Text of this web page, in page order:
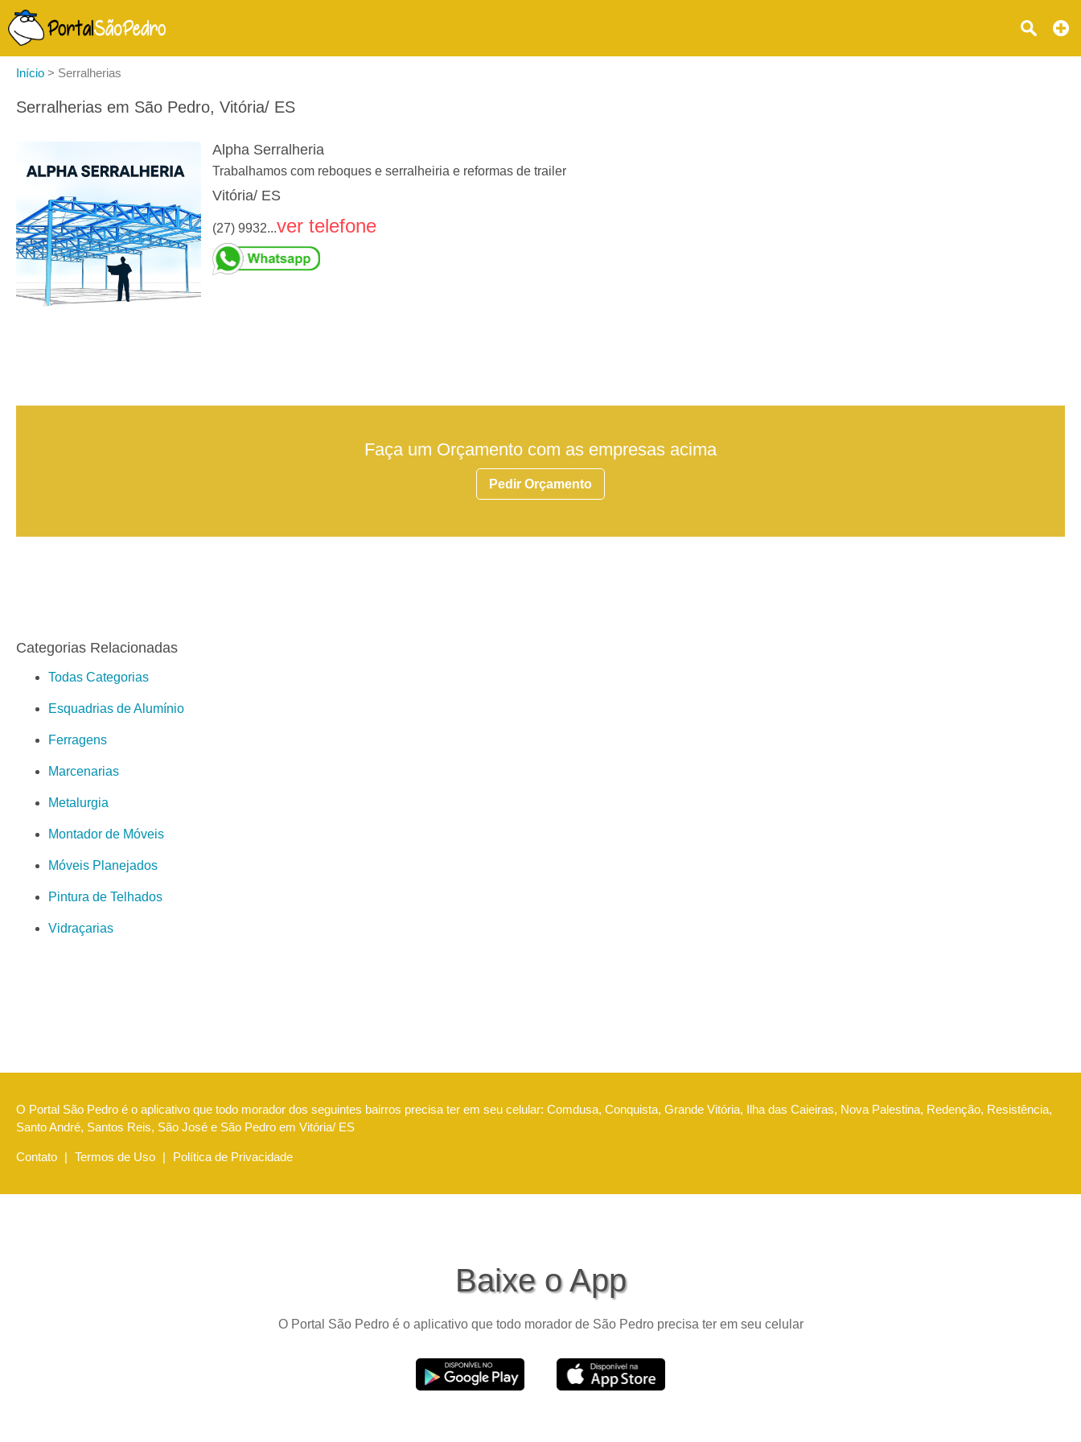
Início > Serralherias
Serralherias em São Pedro, Vitória/ ES
Alpha Serralheria
Trabalhamos com reboques e serralheiria e reformas de trailer
Vitória/ ES
(27) 9932...ver telefone
Faça um Orçamento com as empresas acima
Pedir Orçamento
Categorias Relacionadas
Todas Categorias
Esquadrias de Alumínio
Ferragens
Marcenarias
Metalurgia
Montador de Móveis
Móveis Planejados
Pintura de Telhados
Vidraçarias
O Portal São Pedro é o aplicativo que todo morador dos seguintes bairros precisa ter em seu celular: Comdusa, Conquista, Grande Vitória, Ilha das Caieiras, Nova Palestina, Redenção, Resistência,
Santo André, Santos Reis, São José e São Pedro em Vitória/ ES
Contato | Termos de Uso | Política de Privacidade
Baixe o App
O Portal São Pedro é o aplicativo que todo morador de São Pedro precisa ter em seu celular